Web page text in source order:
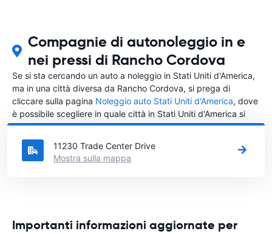
Compagnie di autonoleggio in e
nei pressi di Rancho Cordova
Se si sta cercando un auto a noleggio in Stati Uniti d'America,
ma in una città diversa da Rancho Cordova, si prega di
cliccare sulla pagina Noleggio auto Stati Uniti d'America, dove
è possibile scegliere in quale città in Stati Uniti d'America si
vuole noleggiare l'auto.
11230 Trade Center Drive
Mostra sulla mappa
Importanti informazioni aggiornate per